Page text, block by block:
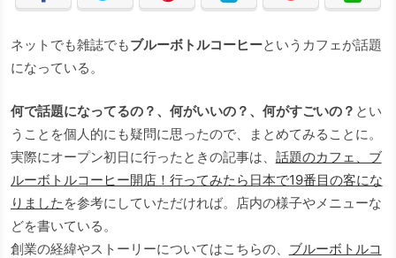
ネットでも雑誌でもブルーボトルコーヒーというカフェが話題
になっている。
何で話題になってるの？、何がいいの？、何がすごいの？ とい
うことを個人的にも疑問に思ったので、まとめてみることに。
実際にオープン初日に行ったときの記事は、 話題のカフェ、ブ
ルーボトルコーヒー開店！行ってみたら日本で19番目の客にな
りました を参考にしていただければ。店内の様子やメニューな
どを書いている。
創業の経緯やストーリーについてはこちらの、 ブルーボトルコ